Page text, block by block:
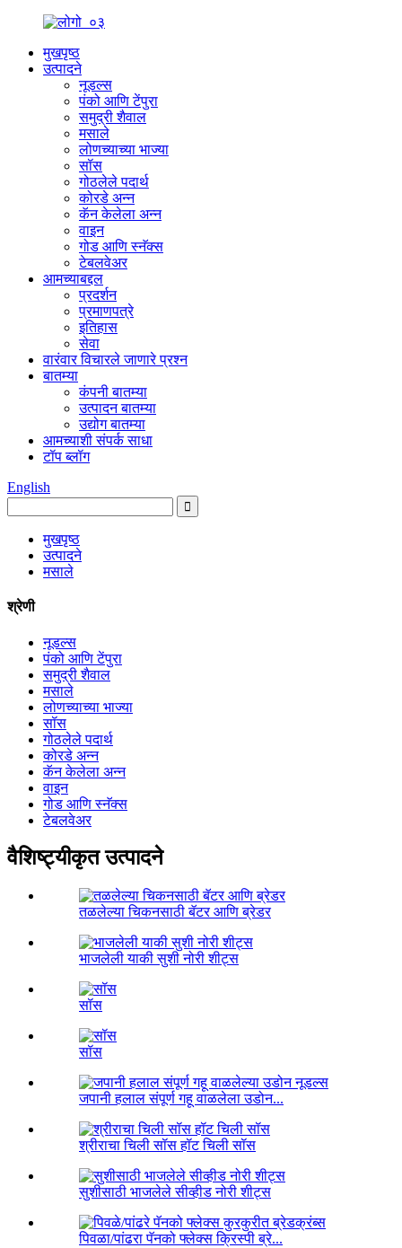
मुखपृष्ठ
उत्पादने
नूडल्स
पंको आणि टेंपुरा
समुद्री शैवाल
मसाले
लोणच्याच्या भाज्या
सॉस
गोठलेले पदार्थ
कोरडे अन्न
कॅन केलेला अन्न
वाइन
गोड आणि स्नॅक्स
टेबलवेअर
आमच्याबद्दल
प्रदर्शन
प्रमाणपत्रे
इतिहास
सेवा
वारंवार विचारले जाणारे प्रश्न
बातम्या
कंपनी बातम्या
उत्पादन बातम्या
उद्योग बातम्या
आमच्याशी संपर्क साधा
टॉप ब्लॉग
English
मुखपृष्ठ
उत्पादने
मसाले
श्रेणी
नूडल्स
पंको आणि टेंपुरा
समुद्री शैवाल
मसाले
लोणच्याच्या भाज्या
सॉस
गोठलेले पदार्थ
कोरडे अन्न
कॅन केलेला अन्न
वाइन
गोड आणि स्नॅक्स
टेबलवेअर
वैशिष्ट्यीकृत उत्पादने
तळलेल्या चिकनसाठी बॅटर आणि ब्रेडर
भाजलेली याकी सुशी नोरी शीट्स
सॉस
सॉस
जपानी हलाल संपूर्ण गहू वाळलेला उडोन...
श्रीराचा चिली सॉस हॉट चिली सॉस
सुशीसाठी भाजलेले सीव्हीड नोरी शीट्स
पिवळा/पांढरा पॅनको फ्लेक्स क्रिस्पी ब्रे...